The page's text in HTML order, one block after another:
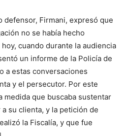
defensor, Firmani, expresó que
no se había hecho
cuando durante la audiencia
un informe de la Policía de
a estas conversaciones
y el persecutor. Por este
medida que buscaba sustentar
su clienta, y la petición de
la Fiscalía, y que fue